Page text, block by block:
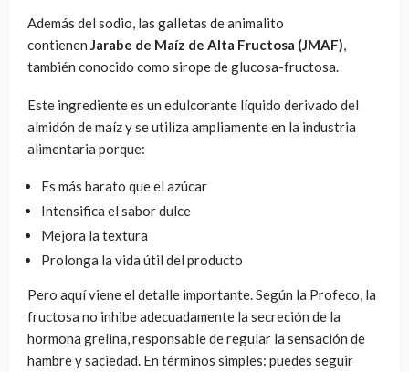
Además del sodio, las galletas de animalito
contienen Jarabe de Maíz de Alta Fructosa (JMAF),
también conocido como sirope de glucosa-fructosa.
Este ingrediente es un edulcorante líquido derivado del
almidón de maíz y se utiliza ampliamente en la industria
alimentaria porque:
Es más barato que el azúcar
Intensifica el sabor dulce
Mejora la textura
Prolonga la vida útil del producto
Pero aquí viene el detalle importante. Según la Profeco, la
fructosa no inhibe adecuadamente la secreción de la
hormona grelina, responsable de regular la sensación de
hambre y saciedad. En términos simples: puedes seguir